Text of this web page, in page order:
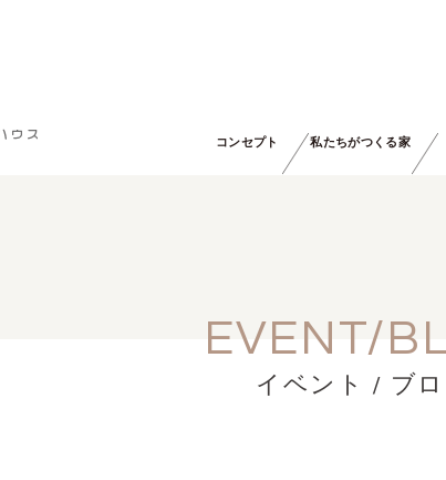
コンセプト 私たちがつくる家
EVENT/
イベント / ブ